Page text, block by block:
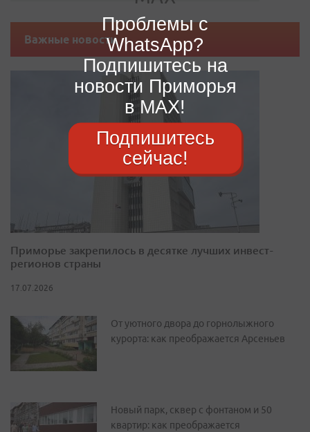
Важные новости
Приморье закрепилось в десятке лучших инвест-
регионов страны
17.07.2026
От уютного двора до горнолыжного
курорта: как преображается Арсеньев
Новый парк, сквер с фонтаном и 50
квартир: как преображается
Проблемы с
WhatsApp?
Подпишитесь на
новости Приморья
в MAX!
Подпишитесь
сейчас!